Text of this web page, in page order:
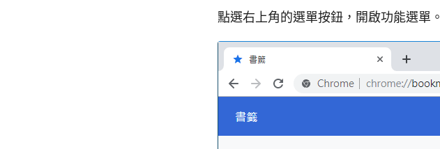
點選右上角的選單按鈕，開啟功能選單。